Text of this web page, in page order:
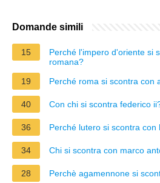
Domande simili
15
Perché l'impero d'oriente si
romana?
19
Perché roma si scontra con
40 Con chi si scontra federico
36 Perché lutero si scontra con
34 Chi si scontra con marco
28 Perchè agamennone si